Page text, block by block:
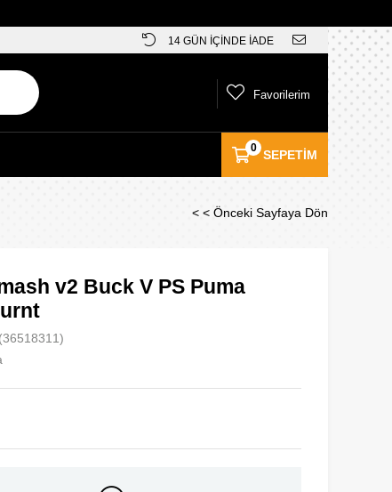
14 GÜN İÇİNDE İADE
SEPETIM
0
Favorilerim
< < Önceki Sayfaya Dön
v2 Buck V PS Puma
(36518311)